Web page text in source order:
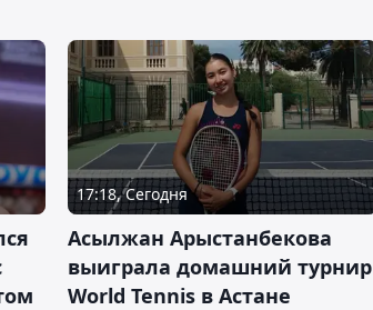
17:18, Сегодня
Асылжан Арыстанбекова
выиграла домашний турнир
World Tennis в Астане